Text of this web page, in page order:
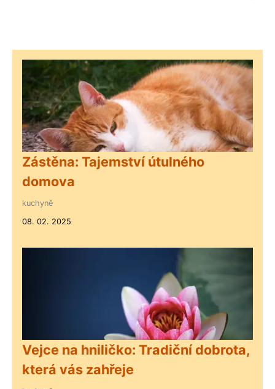
Zástěna: Tajemství útulného
domova
kuchyně
08. 02. 2025
Vejce na hniličko: Tradiční dobrota,
která vás zahřeje